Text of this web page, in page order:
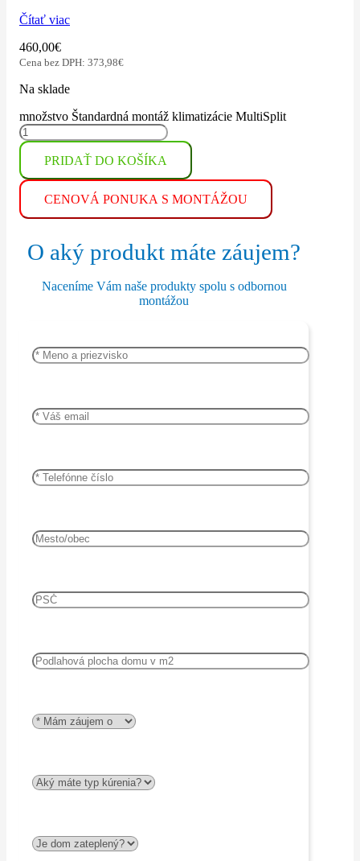
Čítať viac
460,00€
Cena bez DPH: 373,98€
Na sklade
množstvo Štandardná montáž klimatizácie MultiSplit
PRIDAŤ DO KOŠÍKA
CENOVÁ PONUKA S MONTÁŽOU
O aký produkt máte záujem?
Naceníme Vám naše produkty spolu s odbornou
montážou